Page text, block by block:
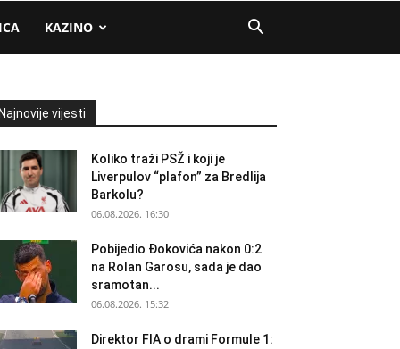
KAZINO
Najnovije vijesti
Koliko traži PSŽ i koji je
Liverpulov “plafon” za Bredlija
Barkolu?
06.08.2026. 16:30
Pobijedio Đokovića nakon 0:2
na Rolan Garosu, sada je dao
sramotan...
06.08.2026. 15:32
Direktor FIA o drami Formule 1: